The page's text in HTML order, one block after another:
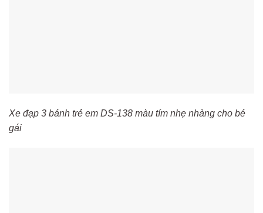
Xe đạp 3 bánh trẻ em DS-138 màu tím nhẹ nhàng cho bé
gái